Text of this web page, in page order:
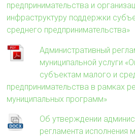
предпринимательства и
инфраструктуру поддержки
среднего предпринимательства»
Административный
муниципальной услуги
субъектам малого и
предпринимательства в рамках
муниципальных программ»
Об утверждении
регламента исполнения